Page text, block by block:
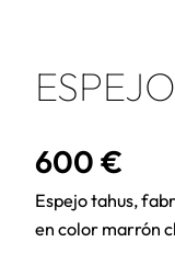
600 €
Espejo tahus,
en color marrón